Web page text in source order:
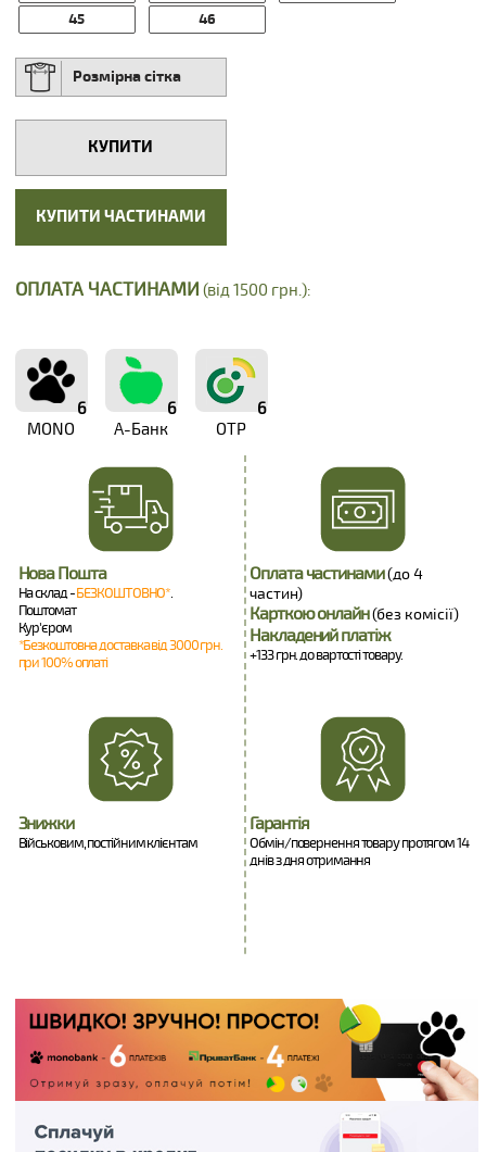
45
46
Розмірна сітка
КУПИТИ
КУПИТИ ЧАСТИНАМИ
ОПЛАТА ЧАСТИНАМИ (від 1500 грн.):
6
MONO
6
А-Банк
6
OTP
Нова Пошта
На склад -БЕЗКОШТОВНО*.
Поштомат
Кур'єром
*Безкоштовна доставка від 3000 грн.
при 100% оплаті
Оплата частинами(до 4
частин)
Карткою онлайн(без комісії)
Накладений платіж
+133 грн. до вартості товару.
Знижки
Військовим, постійним клієнтам
Гарантія
Обмін/повернення товару протягом 14
днів з дня отримання